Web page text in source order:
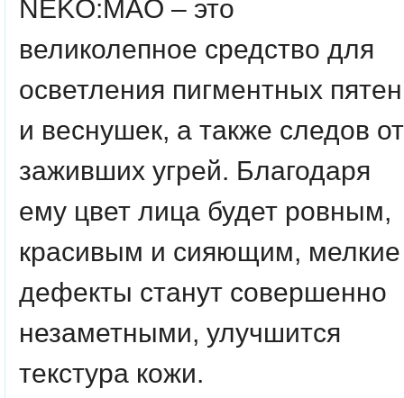
NEKO:MAO – это
великолепное средство для
осветления пигментных пятен
и веснушек, а также следов от
заживших угрей. Благодаря
ему цвет лица будет ровным,
красивым и сияющим, мелкие
дефекты станут совершенно
незаметными, улучшится
текстура кожи.